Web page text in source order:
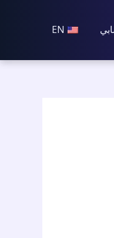
EN